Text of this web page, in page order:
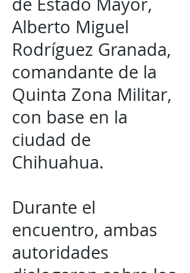
Alberto Miguel
Rodríguez Granada,
comandante de la
Quinta Zona Militar,
con base en la
ciudad de
Chihuahua.
Durante el
encuentro, ambas
autoridades